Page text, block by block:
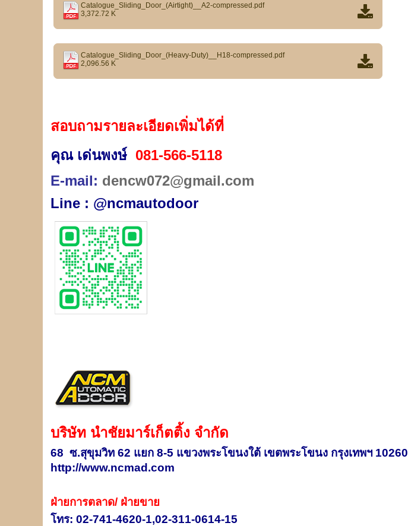
Catalogue_Sliding_Door_(Airtight)__A2-compressed.pdf
3,372.72 K
Catalogue_Sliding_Door_(Heavy-Duty)__H18-compressed.pdf
2,096.56 K
สอบถามรายละเอียดเพิ่มได้ที่
คุณ เด่นพงษ์ 081-566-5118
E-mail: dencw072@gmail.com
Line : @ncmautodoor
บริษัท นำชัยมาร์เก็ตติ้ง จำกัด
68 ซ.สุขุมวิท 62 แยก 8-5 แขวงพระโขนงใต้ เขตพระโขนง กรุงเทพฯ 10260
http://www.ncmad.com
ฝ่ายการตลาด/ ฝ่ายขาย
โทร: 02-741-4620-1,02-311-0614-15